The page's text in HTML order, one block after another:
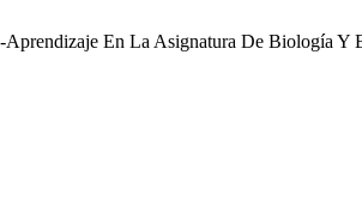
En La Asignatura De Biología Y